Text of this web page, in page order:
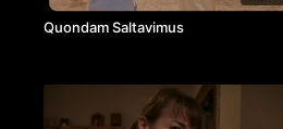
Quondam Saltavimus